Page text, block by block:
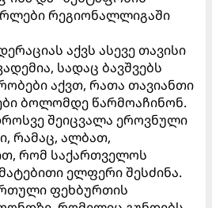
რეგიონალლიგაში
აქვს ასევე თავისი
სადაც ბავშვებს
აქვთ, რათა თავიანთი
ბოლომდე წარმოაჩინონ.
შეიცვალა ეროვნული
რამაც, ალბათ,
რომ საქართველოს
ელფერი შესძინა.
ფეხბურთის